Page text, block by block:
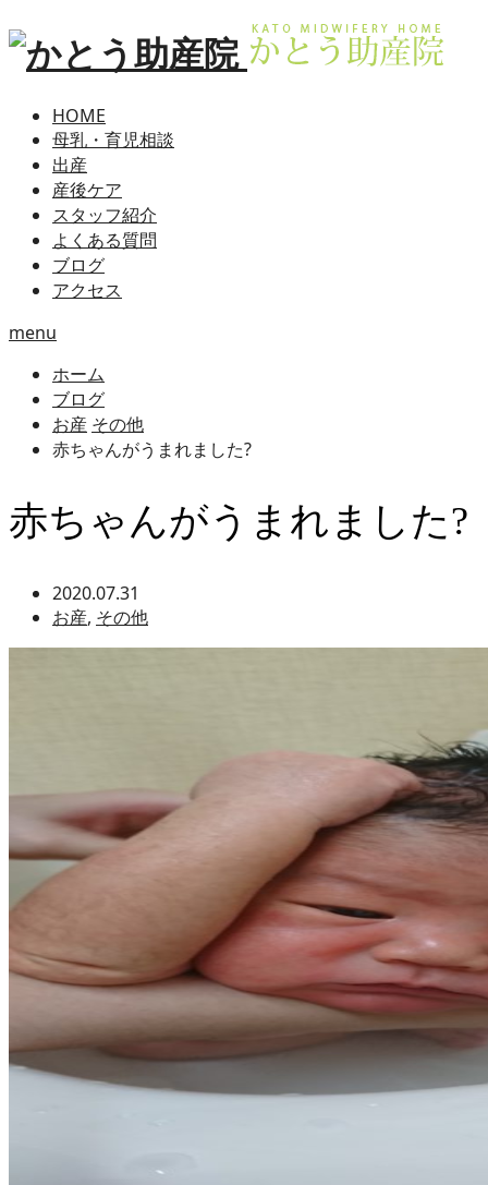
HOME
母乳・育児相談
出産
産後ケア
スタッフ紹介
よくある質問
ブログ
アクセス
menu
ホーム
ブログ
お産 その他
赤ちゃんがうまれました?
赤ちゃんがうまれました?
2020.07.31
お産, その他